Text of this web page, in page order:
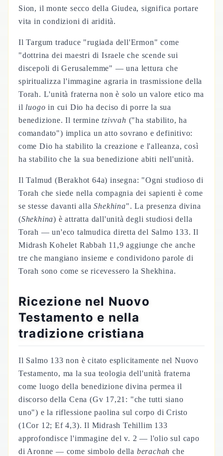
Sion, il monte secco della Giudea, significa portare
vita in condizioni di aridità.
Il Targum traduce "rugiada dell'Ermon" come
"dottrina dei maestri di Israele che scende sui
discepoli di Gerusalemme" — una lettura che
spiritualizza l'immagine agraria in trasmissione della
Torah. L'unità fraterna non è solo un valore etico ma
il luogo in cui Dio ha deciso di porre la sua
benedizione. Il terminetzivvah ("ha stabilito, ha
comandato") implica un atto sovrano e definitivo:
come Dio ha stabilito la creazione e l'alleanza, così
ha stabilito che la sua benedizione abiti nell'unità.
Il Talmud (Berakhot 64a) insegna: "Ogni studioso di
Torah che siede nella compagnia dei sapienti è come
se stesse davanti allaShekhina". La presenza divina
(Shekhina) è attratta dall'unità degli studiosi della
Torah — un'eco talmudica diretta del Salmo 133. Il
Midrash Kohelet Rabbah 11,9 aggiunge che anche
tre che mangiano insieme e condividono parole di
Torah sono come se ricevessero la Shekhina.
Ricezione nel Nuovo
Testamento e nella
tradizione cristiana
Il Salmo 133 non è citato esplicitamente nel Nuovo
Testamento, ma la sua teologia dell'unità fraterna
come luogo della benedizione divina permea il
discorso della Cena (Gv 17,21: "che tutti siano
uno") e la riflessione paolina sul corpo di Cristo
(1Cor 12; Ef 4,3). Il Midrash Tehillim 133
approfondisce l'immagine del v. 2 — l'olio sul capo
di Aronne — come simbolo della berachah che